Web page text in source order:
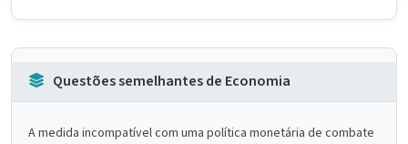
Questões semelhantes de Economia
A medida incompatível com uma política monetária de combate